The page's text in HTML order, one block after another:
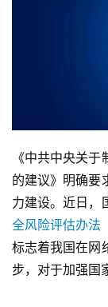
《中共中央关
的建议》明确要
力建设。近日，
全风险评估办法
标志着我国在网
步，对于加强国